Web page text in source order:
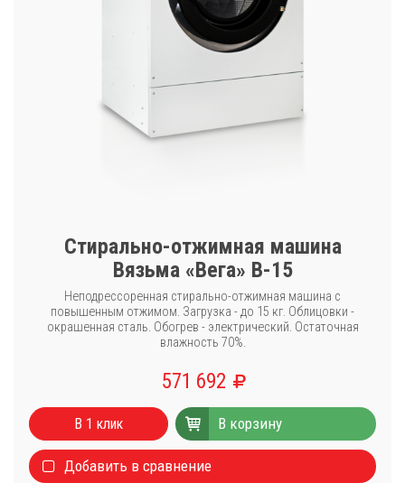
Стирально-отжимная машина
Вязьма «Вега» В-15
Неподрессоренная стирально-отжимная машина с
повышенным отжимом. Загрузка - до 15 кг. Облицовки -
окрашенная сталь. Обогрев - электрический. Остаточная
влажность 70%.
571 692
В 1 клик В корзину
Добавить в сравнение
Стиральные машины
Сушильные машины
Центрифуги для отжима белья